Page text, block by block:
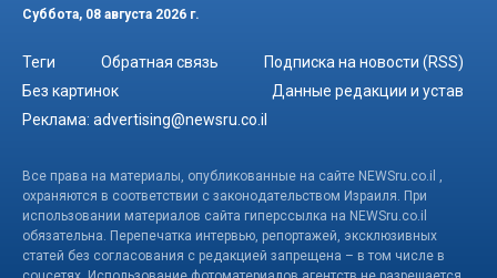
Суббота, 08 августа 2026 г.
Теги Обратная связь
Подписка на новости (RSS)
Без картинок
Данные редакции и устав
Реклама: advertising@newsru.co.il
Все права на материалы, опубликованные на сайте NEWSru.co.il ,
охраняются в соответствии с законодательством Израиля. При
использовании материалов сайта гиперссылка на NEWSru.co.il
обязательна. Перепечатка интервью, репортажей, эксклюзивных
статей без согласования с редакцией запрещена – в том числе в